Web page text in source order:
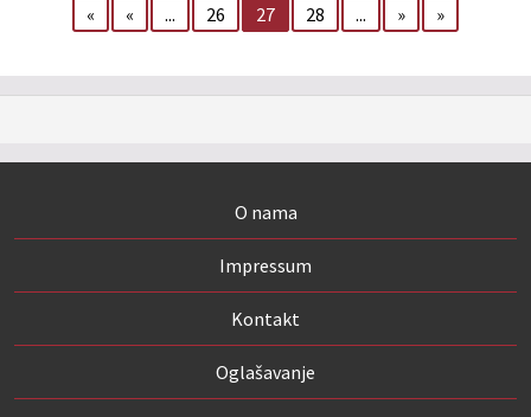
«
« ... 26 27 28 ... » »
O nama
Impressum
Kontakt
Oglašavanje